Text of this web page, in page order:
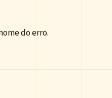
do erro.